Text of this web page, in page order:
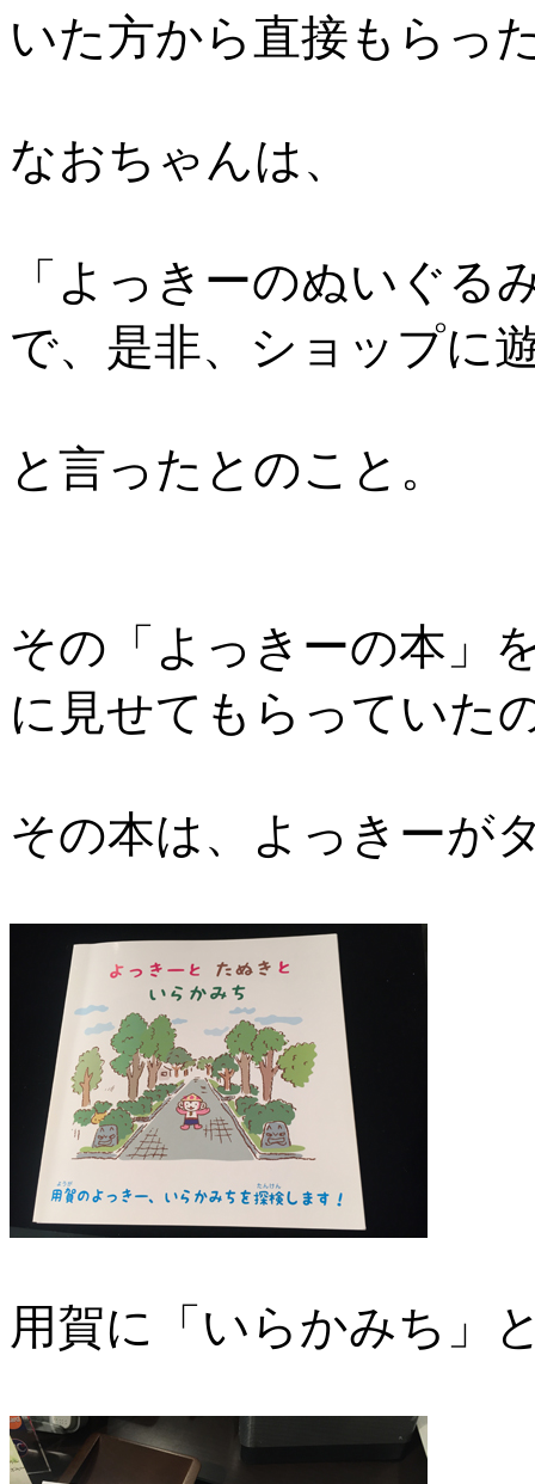
いた方から直接もらっ
なおちゃんは、
「よっきーのぬいぐる
で、是非、ショップに
と言ったとのこと。
その「よっきーの本」
に見せてもらっていた
その本は、よっきーが
用賀に「いらかみち」